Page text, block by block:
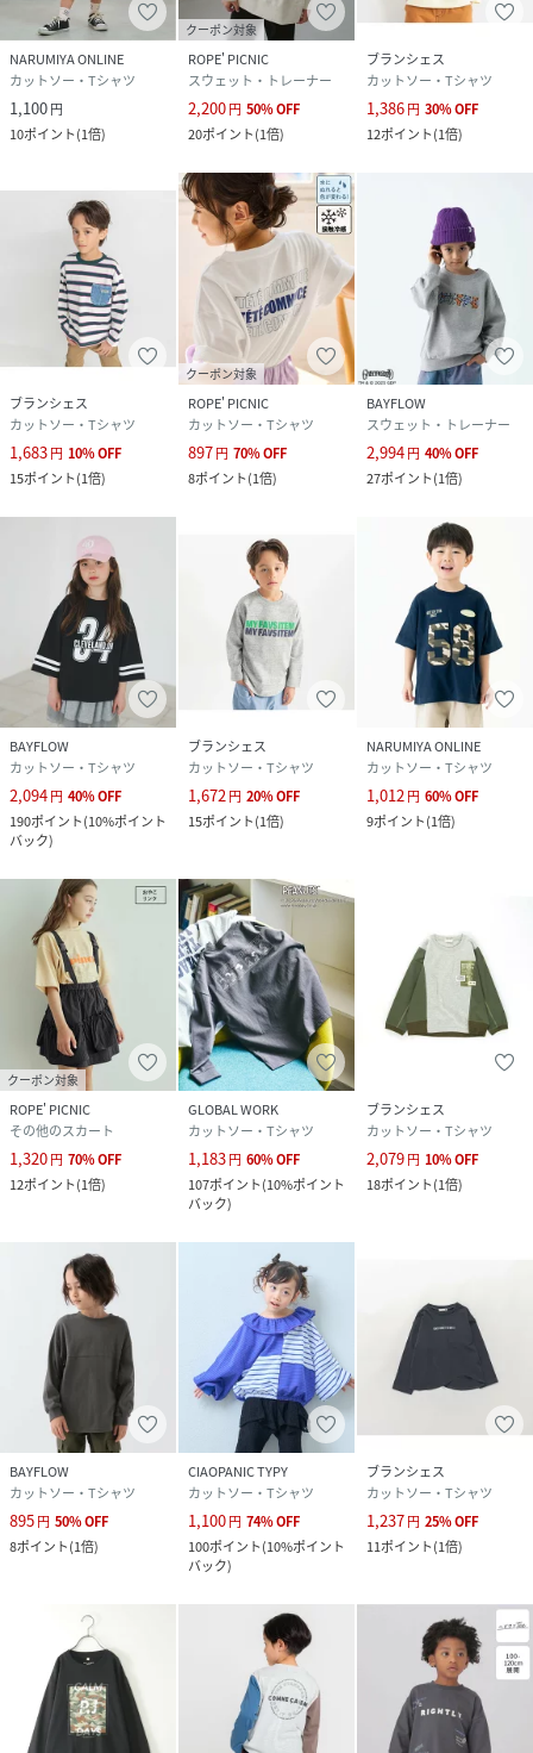
NARUMIYA ONLINE
カットソー・Tシャツ
1,100円
10ポイント(1倍)
クーポン対象
ROPE' PICNIC
スウェット・トレーナー
2,200円 50%OFF
20ポイント(1倍)
ブランシェス
カットソー・Tシャツ
1,386円 30%OFF
12ポイント(1倍)
ブランシェス
カットソー・Tシャツ
1,683円 10%OFF
15ポイント(1倍)
クーポン対象
ROPE' PICNIC
カットソー・Tシャツ
897円 70%OFF
8ポイント(1倍)
BAYFLOW
スウェット・トレーナー
2,994円 40%OFF
27ポイント(1倍)
BAYFLOW
カットソー・Tシャツ
2,094円 40%OFF
190ポイント(10%ポイント
バック)
ブランシェス
カットソー・Tシャツ
1,672円 20%OFF
15ポイント(1倍)
NARUMIYA ONLINE
カットソー・Tシャツ
1,012円 60%OFF
9ポイント(1倍)
クーポン対象
ROPE' PICNIC
その他のスカート
1,320円 70%OFF
12ポイント(1倍)
GLOBAL WORK
カットソー・Tシャツ
1,183円 60%OFF
107ポイント(10%ポイント
バック)
ブランシェス
カットソー・Tシャツ
2,079円 10%OFF
18ポイント(1倍)
BAYFLOW
カットソー・Tシャツ
895円 50%OFF
8ポイント(1倍)
CIAOPANIC TYPY
カットソー・Tシャツ
1,100円 74%OFF
100ポイント(10%ポイント
バック)
ブランシェス
カットソー・Tシャツ
1,237円 25%OFF
11ポイント(1倍)